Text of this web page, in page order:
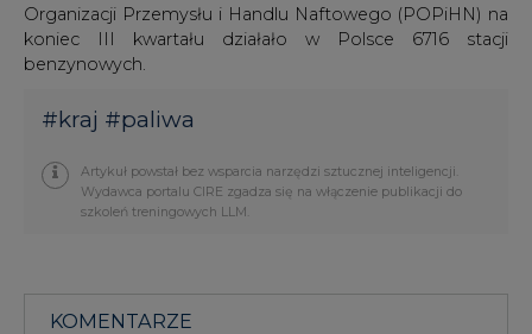
Organizacji Przemysłu i Handlu Naftowego (POPiHN) na
koniec III kwartału działało w Polsce 6716 stacji
benzynowych.
#kraj #paliwa
Artykuł powstał bez wsparcia narzędzi sztucznej inteligencji.
Wydawca portalu CIRE zgadza się na włączenie publikacji do
szkoleń treningowych LLM.
KOMENTARZE